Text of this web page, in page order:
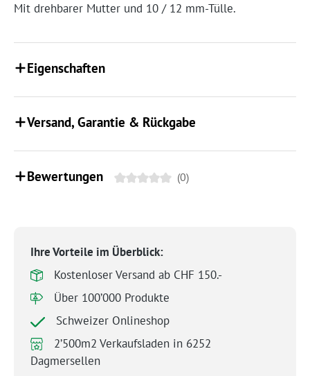
Mit drehbarer Mutter und 10 / 12 mm-Tülle.
Eigenschaften
Versand, Garantie & Rückgabe
Bewertungen (0)
Ihre Vorteile im Überblick:
Kostenloser Versand ab CHF 150.-
Über 100’000 Produkte
Schweizer Onlineshop
2’500m2 Verkaufsladen in 6252
Dagmersellen